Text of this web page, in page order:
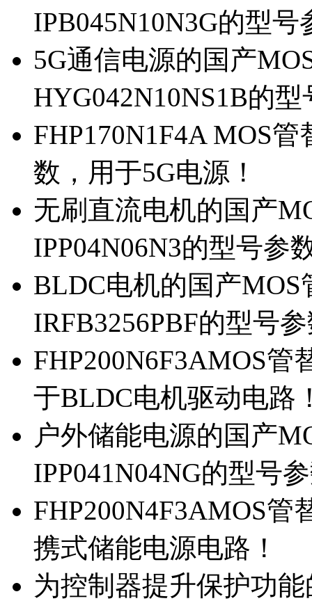
IPB045N10N3G的型号
5G通信电源的国产
HYG042N10NS1B的
FHP170N1F4A MOS
数，用于5G电源！
无刷直流电机的国产
IPP04N06N3的型号参
BLDC电机的国产MOS
IRFB3256PBF的型号
FHP200N6F3AMOS管
于BLDC电机驱动电路
户外储能电源的国产
IPP041N04NG的型号
FHP200N4F3AMOS管
携式储能电源电路！
为控制器提升保护功